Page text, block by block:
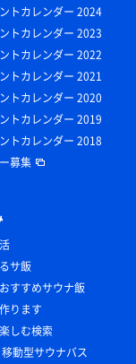
トカレンダー 2024
トカレンダー 2023
トカレンダー 2022
トカレンダー 2021
トカレンダー 2020
トカレンダー 2019
トカレンダー 2018
募集
サ飯
すすめサウナ飯
ります
しむ検索
動型サウナバス